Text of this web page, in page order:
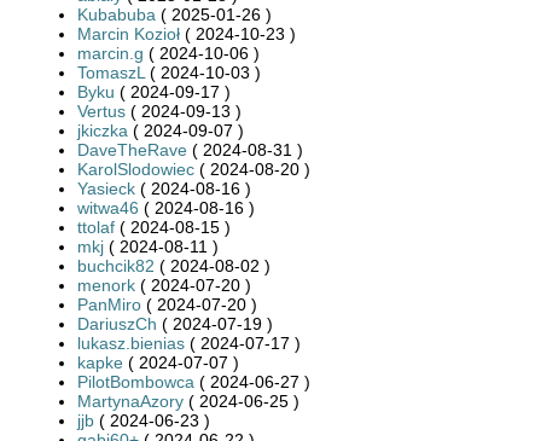
Kubabuba ( 2025-01-26 )
Marcin Kozioł ( 2024-10-23 )
marcin.g ( 2024-10-06 )
TomaszL ( 2024-10-03 )
Byku ( 2024-09-17 )
Vertus ( 2024-09-13 )
jkiczka ( 2024-09-07 )
DaveTheRave ( 2024-08-31 )
KarolSlodowiec ( 2024-08-20 )
Yasieck ( 2024-08-16 )
witwa46 ( 2024-08-16 )
ttolaf ( 2024-08-15 )
mkj ( 2024-08-11 )
buchcik82 ( 2024-08-02 )
menork ( 2024-07-20 )
PanMiro ( 2024-07-20 )
DariuszCh ( 2024-07-19 )
lukasz.bienias ( 2024-07-17 )
kapke ( 2024-07-07 )
PilotBombowca ( 2024-06-27 )
MartynaAzory ( 2024-06-25 )
jjb ( 2024-06-23 )